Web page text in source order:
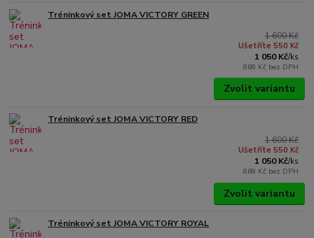
Tréninkový set JOMA VICTORY GREEN
1 600 Kč
Ušetříte 550 Kč
1 050 Kč/ks
868 Kč bez DPH
Zvolit variantu
Tréninkový set JOMA VICTORY RED
1 600 Kč
Ušetříte 550 Kč
1 050 Kč/ks
868 Kč bez DPH
Zvolit variantu
Tréninkový set JOMA VICTORY ROYAL